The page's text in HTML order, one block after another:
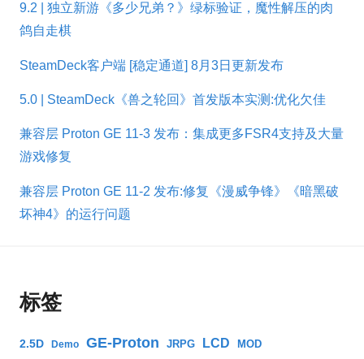
9.2 | 独立新游《多少兄弟？》绿标验证，魔性解压的肉
鸽自走棋
SteamDeck客户端 [稳定通道] 8月3日更新发布
5.0 | SteamDeck《兽之轮回》首发版本实测:优化欠佳
兼容层 Proton GE 11-3 发布：集成更多FSR4支持及大量
游戏修复
兼容层 Proton GE 11-2 发布:修复《漫威争锋》《暗黑破
坏神4》的运行问题
标签
2.5D Demo GE-Proton JRPG LCD MOD